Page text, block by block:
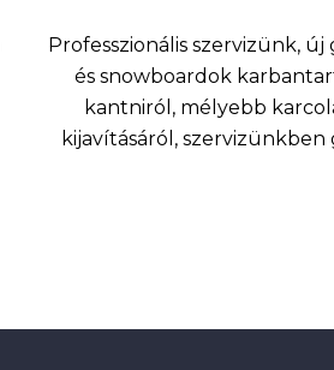
Professzionális szervizünk,
és snowboardok
kantniról, mélyebb
kijavításáról,